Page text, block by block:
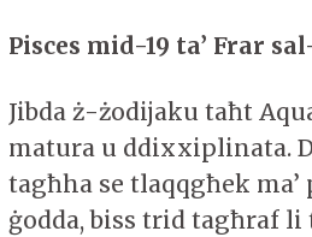
Pisces mid-19 ta’ Frar
Jibda ż-żodijaku taħt
matura u ddixxiplinata.
tagħha se tlaqqgħek
ġodda, biss trid tagħraf